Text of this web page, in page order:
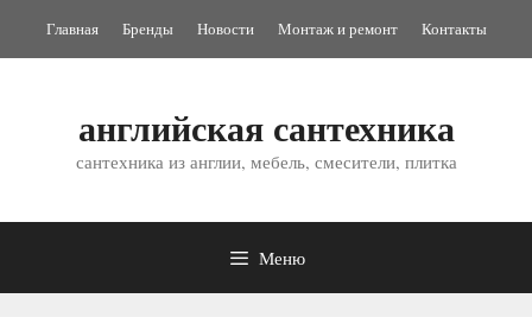
Главная Бренды Новости Монтаж и ремонт Контакты
английская сантехника
сантехника из англии, мебель, смесители, плитка
Меню